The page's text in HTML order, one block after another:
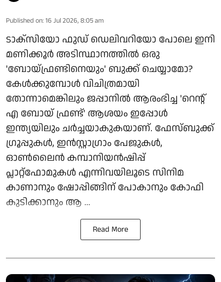
Published on: 16 Jul 2026, 8:05 am
ടാക്‌സിയോ ഫുഡ് ഡെലിവറിയോ പോലെ ഇനി
മണിക്കൂര്‍ അടിസ്ഥാനത്തില്‍ ഒരു
'ബോയ്ഫ്രണ്ടിനെയും' ബുക്ക് ചെയ്യാമോ?
കേള്‍ക്കുമ്പോള്‍ വിചിത്രമായി
തോന്നാമെങ്കിലും ജപ്പാനില്‍ ആരംഭിച്ച 'റെന്റ്
എ ബോയ് ഫ്രണ്ട്' ആശയം ഇപ്പോള്‍
ഇന്ത്യയിലും ചര്‍ച്ചയാകുകയാണ്. ഫേസ്ബുക്ക്
ഗ്രൂപ്പുകള്‍, ഇന്‍സ്റ്റാഗ്രാം പേജുകള്‍,
ഓണ്‍ലൈന്‍ കമ്പാനിയന്‍ഷിപ്പ്
പ്ലാറ്റ്‌ഫോമുകള്‍ എന്നിവയിലൂടെ സിനിമ
കാണാനും ഷോപ്പിങ്ങിന് പോകാനും കോഫി
കുടിക്കാനും ആ ...
Read More